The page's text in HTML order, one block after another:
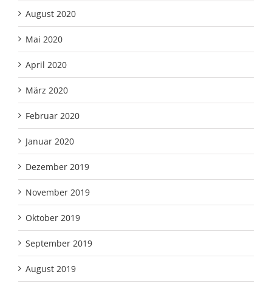
August 2020
Mai 2020
April 2020
März 2020
Februar 2020
Januar 2020
Dezember 2019
November 2019
Oktober 2019
September 2019
August 2019